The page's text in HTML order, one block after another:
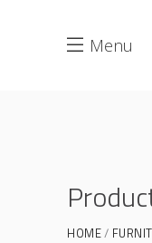
Menu
HOME